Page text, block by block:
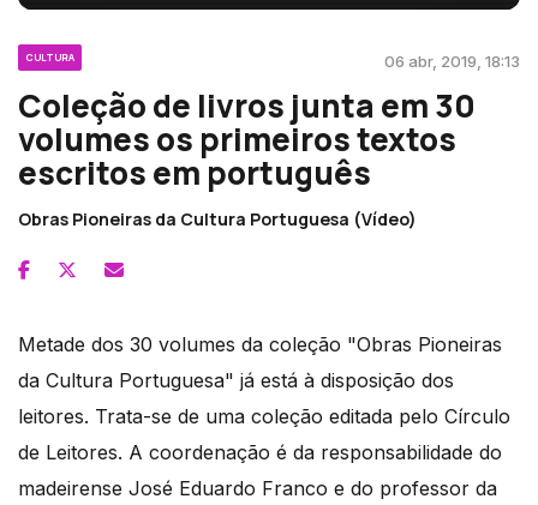
CULTURA 06 abr, 2019, 18:13
Coleção de livros junta em 30
volumes os primeiros textos
escritos em português
Obras Pioneiras da Cultura Portuguesa (Vídeo)
Metade dos 30 volumes da coleção "Obras Pioneiras
da Cultura Portuguesa" já está à disposição dos
leitores. Trata-se de uma coleção editada pelo Círculo
de Leitores. A coordenação é da responsabilidade do
madeirense José Eduardo Franco e do professor da